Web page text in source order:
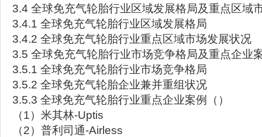
3.4 全球免充气轮胎行业区域发展格局及重点区域
3.4.1 全球免充气轮胎行业区域发展格局
3.4.2 全球免充气轮胎行业重点区域市场发展状况
3.5 全球免充气轮胎行业市场竞争格局及重点企业
3.5.1 全球免充气轮胎行业市场竞争格局
3.5.2 全球免充气轮胎企业兼并重组状况
3.5.3 全球免充气轮胎行业重点企业案例（）
（1）米其林-Uptis
（2）普利司通-Airless